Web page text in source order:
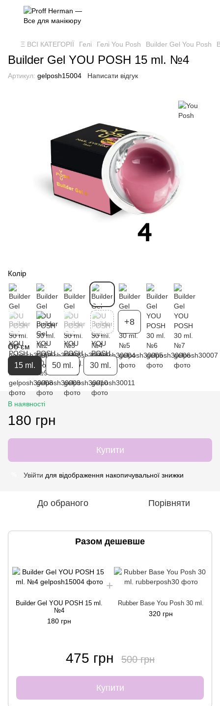
Ξ ВСІ КАТЕГОРІЇ Гелі Гелі You Posh Builder Gel You Posh
Builder Gel YOU POSH 15 ml. №4
Артикул: gelposh15004 Написати відгук
Колір
+8
Об`єм
15 ml. 50 ml. 30 ml.
В наявності
180 грн
Купити
Увійти для відображення накопичувальної знижки
До обраного Порівняти
Разом дешевше
Builder Gel YOU POSH 15 ml.
№4
180 грн
Rubber Base You Posh 30 ml.
320 грн
475 грн 500 грн
Купити